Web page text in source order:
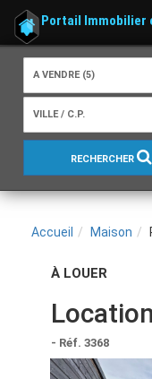
Portail Immobilier
A VENDRE (5)
VILLE / C.P.
RECHERCHER
Accueil Maison
À LOUER
- Réf. 3368